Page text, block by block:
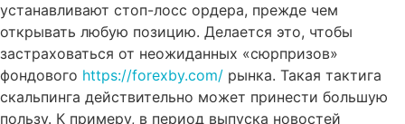
устанавливают стоп-лосс ордера, прежде чем
открывать любую позицию. Делается это, чтобы
застраховаться от неожиданных «сюрпризов»
фондового https://forexby.com/ рынка. Такая тактига
скальпинга действительно может принести большую
пользу. К примеру, в период выпуска новостей